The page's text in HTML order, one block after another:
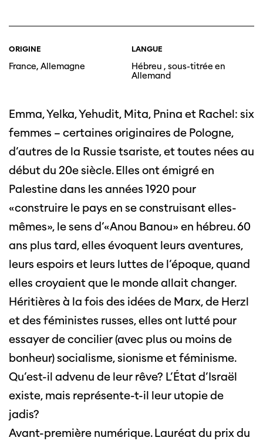
ORIGINE
France, Allemagne
LANGUE
Hébreu , sous-titrée en
Allemand
Emma, Yelka, Yehudit, Mita, Pnina et Rachel: six
femmes – certaines originaires de Pologne,
d’autres de la Russie tsariste, et toutes nées au
début du 20e siècle. Elles ont émigré en
Palestine dans les années 1920 pour
«construire le pays en se construisant elles-
mêmes», le sens d’«Anou Banou» en hébreu. 60
ans plus tard, elles évoquent leurs aventures,
leurs espoirs et leurs luttes de l’époque, quand
elles croyaient que le monde allait changer.
Héritières à la fois des idées de Marx, de Herzl
et des féministes russes, elles ont lutté pour
essayer de concilier (avec plus ou moins de
bonheur) socialisme, sionisme et féminisme.
Qu’est-il advenu de leur rêve? L’État d’Israël
existe, mais représente-t-il leur utopie de
jadis?
Avant-première numérique. Lauréat du prix du